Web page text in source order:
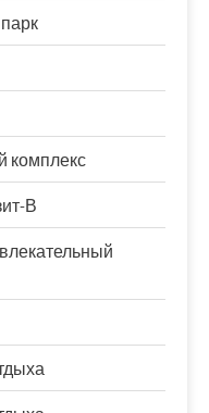
комплекс
В